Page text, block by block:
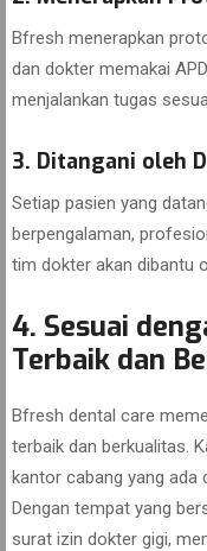
Bfresh menerapkan
dan dokter memakai
menjalankan tugas
3. Ditangani oleh
Setiap pasien yang
berpengalaman,
tim dokter akan dibantu
4. Sesuai
Terbaik dan
Bfresh dental care
terbaik dan berkualitas.
kantor cabang yang ada
Dengan tempat yang
surat izin dokter gigi,